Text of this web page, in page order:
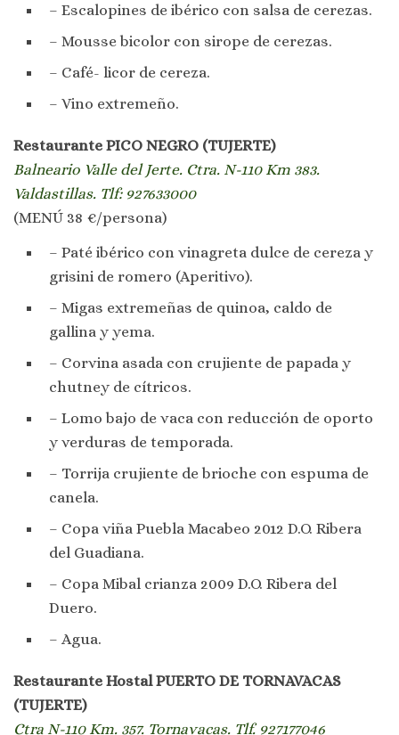
– Escalopines de ibérico con salsa de cerezas.
– Mousse bicolor con sirope de cerezas.
– Café- licor de cereza.
– Vino extremeño.
Restaurante PICO NEGRO (TUJERTE)
Balneario Valle del Jerte. Ctra. N-110 Km 383.
Valdastillas. Tlf: 927633000
(MENÚ 38 €/persona)
– Paté ibérico con vinagreta dulce de cereza y
grisini de romero (Aperitivo).
– Migas extremeñas de quinoa, caldo de
gallina y yema.
– Corvina asada con crujiente de papada y
chutney de cítricos.
– Lomo bajo de vaca con reducción de oporto
y verduras de temporada.
– Torrija crujiente de brioche con espuma de
canela.
– Copa viña Puebla Macabeo 2012 D.O. Ribera
del Guadiana.
– Copa Mibal crianza 2009 D.O. Ribera del
Duero.
– Agua.
Restaurante Hostal PUERTO DE TORNAVACAS
(TUJERTE)
Ctra N-110 Km. 357. Tornavacas. Tlf. 927177046